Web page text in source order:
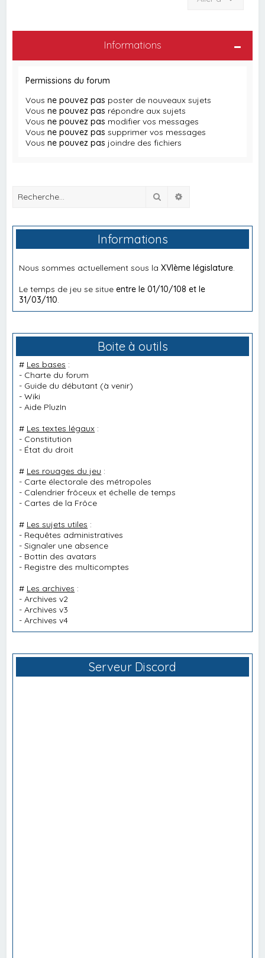
Informations
Permissions du forum
Vousne pouvez pas poster de nouveaux sujets
Vousne pouvez pas répondre aux sujets
Vousne pouvez pas modifier vos messages
Vousne pouvez pas supprimer vos messages
Vousne pouvez pas joindre des fichiers
Rechercher
Informations
Nous sommes actuellement sous laXVIème législature
Le temps de jeu se situeentre le 01/10/108 et le
31/03/110
Boite à outils
# Les bases :
- Charte du forum
- Guide du débutant (à venir)
-Wiki
-Aide PluzIn
# Les textes légaux :
- Constitution
- État du droit
# Les rouages du jeu :
- Carte électorale des métropoles
- Calendrier frôceux et échelle de temps
- Cartes de la Frôce
# Les sujets utiles :
- Requêtes administratives
-Signaler une absence
- Bottin des avatars
- Registre des multicomptes
# Les archives :
-Archives v2
-Archives v3
-Archives v4
Serveur Discord